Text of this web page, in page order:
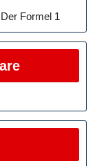
Formel 1